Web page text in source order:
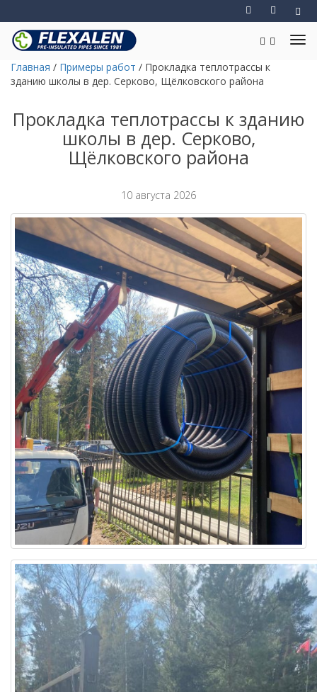
Главная / Примеры работ / Прокладка теплотрассы к
зданию школы в дер. Серково, Щёлковского района
Прокладка теплотрассы к зданию
школы в дер. Серково,
Щёлковского района
10 августа 2026